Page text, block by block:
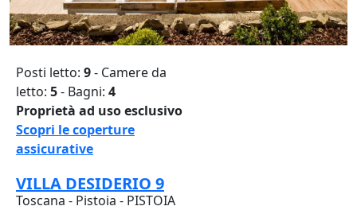
Posti letto: 9- Camere da
letto: 5- Bagni: 4
Proprietà ad uso esclusivo
Scopri le coperture
assicurative
VILLA DESIDERIO 9
Toscana - Pistoia - PISTOIA